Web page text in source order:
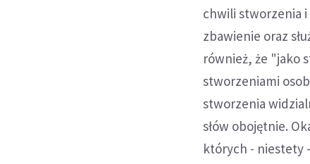
chwili stworzenia i
zbawienie oraz
również, że "jako
stworzeniami
stworzenia
słów obojętnie.
których - niestety